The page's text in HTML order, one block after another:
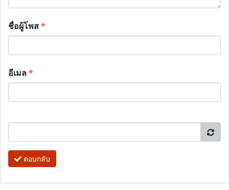
ชื่อผู้โพส*
อีเมล*
ตอบกลับ